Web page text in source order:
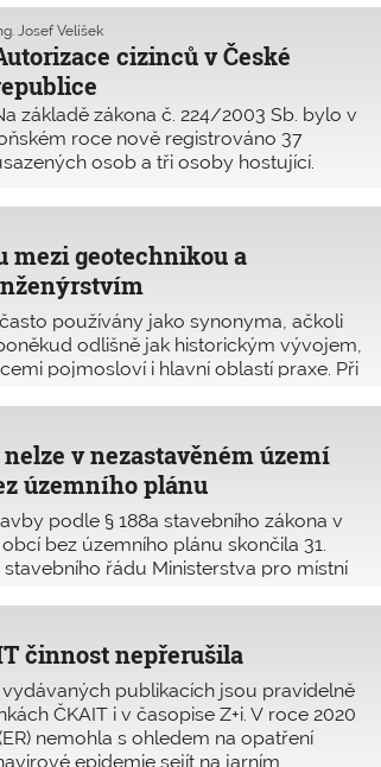
univerzitě Ostrava. Hlásit se lze
konce března 2021.
cizinců v České
Josef Velíšek
základě zákona č. 224/2003 Sb. bylo v
roce nově registrováno 37
osob a tři osoby hostující.
Dalších osm registrací je ve
mezi geotechnikou a
používány jako synonyma, ačkoli
odlišně jak historickým vývojem,
pojmosloví i hlavní oblastí praxe. Při
v ČKAIT.
nelze v nezastavěném území
územního plánu
podle § 188a stavebního zákona v
bez územního plánu skončila 31.
řádu Ministerstva pro místní
činnost nepřerušila
publikacích jsou pravidelně
ČKAIT i v časopise Z+i. V roce 2020
nemohla s ohledem na opatření
epidemie sejít na jarním